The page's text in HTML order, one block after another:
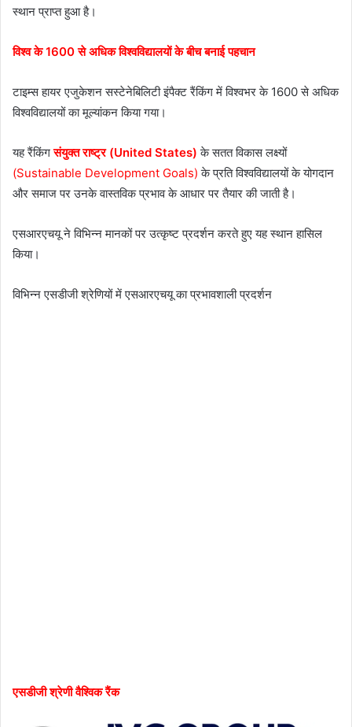
स्थान प्राप्त हुआ है।
विश्व के 1600 से अधिक विश्वविद्यालयों के बीच बनाई पहचान
टाइम्स हायर एजुकेशन सस्टेनेबिलिटी इंपैक्ट रैंकिंग में विश्वभर के 1600 से अधिक
विश्वविद्यालयों का मूल्यांकन किया गया।
यह रैंकिंगसंयुक्त राष्ट्र (United States) के सतत विकास लक्ष्यों
(Sustainable Development Goals) के प्रति विश्वविद्यालयों के योगदान
और समाज पर उनके वास्तविक प्रभाव के आधार पर तैयार की जाती है।
एसआरएचयू ने विभिन्न मानकों पर उत्कृष्ट प्रदर्शन करते हुए यह स्थान हासिल
किया।
विभिन्न एसडीजी श्रेणियों में एसआरएचयू का प्रभावशाली प्रदर्शन
एसडीजी श्रेणी वैश्विक रैंक